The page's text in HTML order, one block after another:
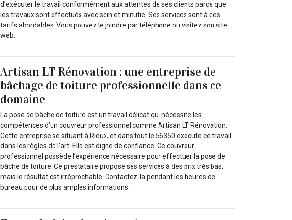
d’exécuter le travail conformément aux attentes de ses clients parce que
les travaux sont effectués avec soin et minutie. Ses services sont à des
tarifs abordables. Vous pouvez le joindre par téléphone ou visitez son site
web.
Artisan LT Rénovation : une entreprise de
bâchage de toiture professionnelle dans ce
domaine
La pose de bâche de toiture est un travail délicat qui nécessite les
compétences d’un couvreur professionnel comme Artisan LT Rénovation.
Cette entreprise se situant à Rieux, et dans tout le 56350 exécute ce travail
dans les règles de l’art. Elle est digne de confiance. Ce couvreur
professionnel possède l’expérience nécessaire pour effectuer la pose de
bâche de toiture. Ce prestataire propose ses services à des prix très bas,
mais le résultat est irréprochable. Contactez-la pendant les heures de
bureau pour de plus amples informations.